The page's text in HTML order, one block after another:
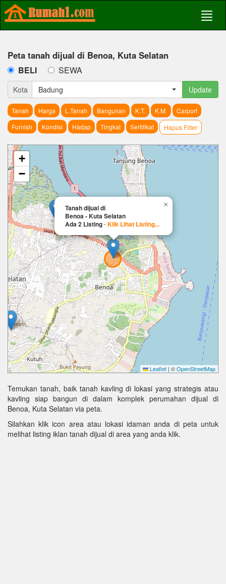
Peta tanah dijual di Benoa, Kuta Selatan
BELI SEWA
Kota Badung Update
Tanah Harga L.Tanah Bangunan K.T. K.M.
Carport
Furnish
Kondisi Hadap Tingkat Sertifikat Hapus Filter
Tanah dijual di
Benoa - Kuta Selatan
Ada 2 Listing-Klik Lihat Listing...
×
+
−
Leaflet | ©OpenStreetMap
Temukan tanah, baik tanah kavling di lokasi yang strategis atau
kavling siap bangun di dalam komplek perumahan dijual di
Benoa, Kuta Selatan via peta.
Silahkan klik icon area atau lokasi idaman anda di peta untuk
melihat listing iklan tanah dijual di area yang anda klik.